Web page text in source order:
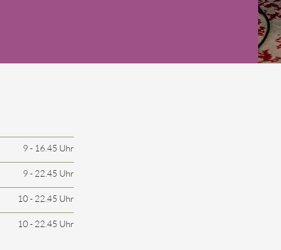
9 - 16.45 Uhr
9 - 22.45 Uhr
10 - 22.45 Uhr
10 - 22.45 Uhr